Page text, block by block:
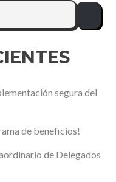
segura del
de beneficios!
de Delegados